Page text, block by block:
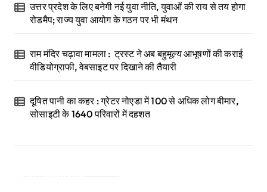
उत्तर प्रदेश के लिए बनेगी नई युवा नीति, युवाओं की राय से तय होगा
रोडमैप; राज्य युवा आयोग के गठन पर भी मंथन
राम मंदिर चढ़ावा मामला : ट्रस्ट ने अब बहुमूल्य आभूषणों की कराई
वीडियोग्राफी, वेबसाइट पर दिखाने की तैयारी
दूषित पानी का कहर : ग्रेटर नोएडा में 100 से अधिक लोग बीमार,
सोसाइटी के 1640 परिवारों में दहशत